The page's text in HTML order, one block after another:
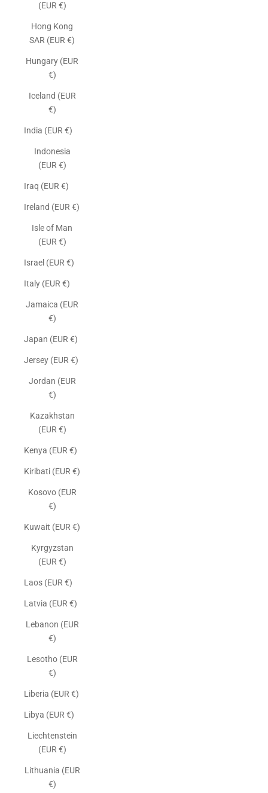
(EUR €)
Hong Kong
SAR (EUR €)
Hungary (EUR
€)
Iceland (EUR
€)
India (EUR €)
Indonesia
(EUR €)
Iraq (EUR €)
Ireland (EUR €)
Isle of Man
(EUR €)
Israel (EUR €)
Italy (EUR €)
Jamaica (EUR
€)
Japan (EUR €)
Jersey (EUR €)
Jordan (EUR
€)
Kazakhstan
(EUR €)
Kenya (EUR €)
Kiribati (EUR €)
Kosovo (EUR
€)
Kuwait (EUR €)
Kyrgyzstan
(EUR €)
Laos (EUR €)
Latvia (EUR €)
Lebanon (EUR
€)
Lesotho (EUR
€)
Liberia (EUR €)
Libya (EUR €)
Liechtenstein
(EUR €)
Lithuania (EUR
€)